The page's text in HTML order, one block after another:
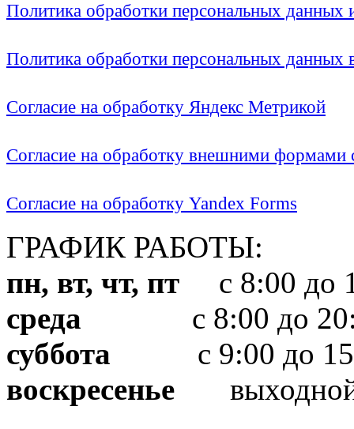
Политика обработки персональных
Политика обработки персональных
Согласие на обработку Яндекс Метрикой
Согласие на обработку внешними формами
Согласие на обработку Yandex Forms
ГРАФИК РАБОТЫ:
пн, вт, чт, пт с 8:00 до
среда с 8:00 до
суббота с 9:00 до
воскресенье